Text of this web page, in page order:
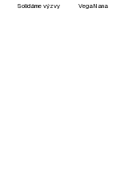
Solidárne výzvy VegaNana